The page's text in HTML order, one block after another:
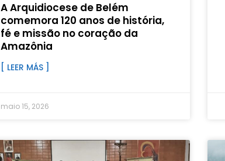
A Arquidiocese de Belém
comemora 120 anos de história,
fé e missão no coração da
Amazônia
[ LEER MÁS ]
maio 15, 2026